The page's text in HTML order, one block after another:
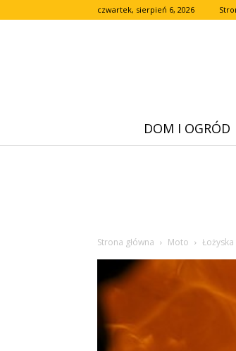
czwartek, sierpień 6, 2026
DOM I OGRÓD
Strona główna Moto